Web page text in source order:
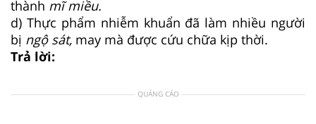
thành mĩ miều.
d) Thực phẩm nhiễm khuẩn đã làm nhiều người
bị ngộ sát, may mà được cứu chữa kịp thời.
Trả lời:
QUẢNG CÁO